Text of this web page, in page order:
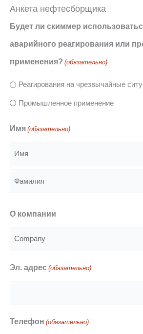
Анкета нефтесборщика
Будет ли скиммер
аварийного реагирования или
применения? (обязательно)
Реагирования на чрезвычайные
Промышленное применение
Имя (обязательно)
O компании
Эл. адрес (обязательно)
Телефон (обязательно)